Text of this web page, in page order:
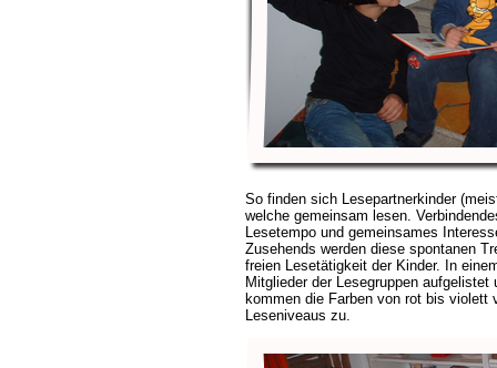
So finden sich Lesepartnerkinder
welche gemeinsam lesen.
Lesetempo und gemeinsames
Zusehends werden diese spontanen
freien Lesetätigkeit der Kinder. In
Mitglieder der Lesegruppen
kommen die Farben von rot bis violett
Leseniveaus zu.